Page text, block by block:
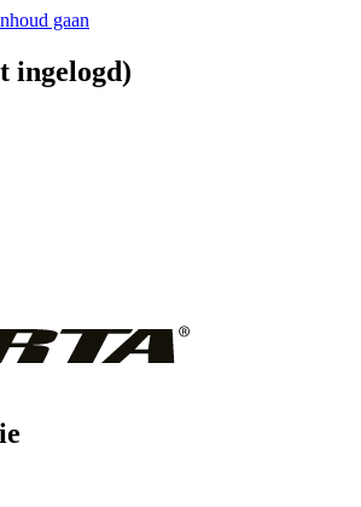
gaan
ingelogd)